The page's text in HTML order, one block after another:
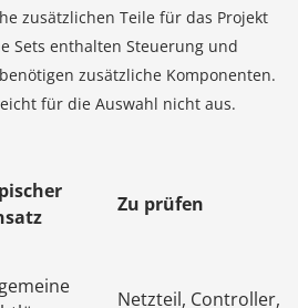
zusätzlichen Teile für das Projekt
Sets enthalten Steuerung und
zusätzliche Komponenten.
für die Auswahl nicht aus.
Zu prüfen
Netzteil, Controller,